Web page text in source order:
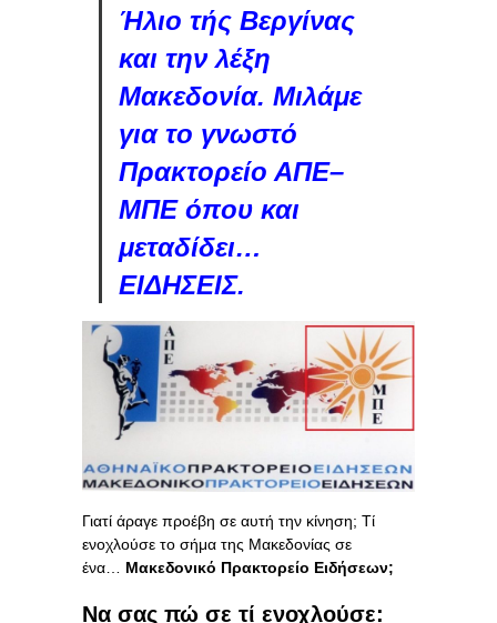
Ήλιο τής Βεργίνας
και την λέξη
Μακεδονία. Μιλάμε
για το γνωστό
Πρακτορείο ΑΠΕ–
ΜΠΕ όπου και
μεταδίδει…
ΕΙΔΗΣΕΙΣ.
Γιατί άραγε προέβη σε αυτή την κίνηση; Τί
ενοχλούσε το σήμα της Μακεδονίας σε
ένα… Μακεδονικό Πρακτορείο Ειδήσεων;
Να σας πώ σε τί ενοχλούσε: